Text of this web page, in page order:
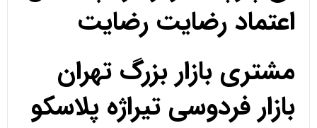
اعتماد رضایت رضایت
مشتری بازار بزرگ تهران
بازار فردوسی تیراژه پلاسکو